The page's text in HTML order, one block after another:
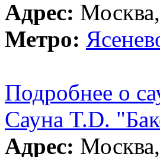
Адрес:
Метро:
Подробнее о
Сауна T.D.
Адрес: